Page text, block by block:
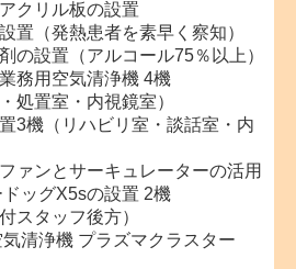
クリル板の設置
置（発熱患者を素早く察知）
の設置（アルコール75％以上）
務用空気清浄機 4機
処置室・内視鏡室）
3機（リハビリ室・談話室・内
ァンとサーキュレーターの活用
ッグX5sの設置 2機
スタッフ後方）
清浄機 プラズマクラスター